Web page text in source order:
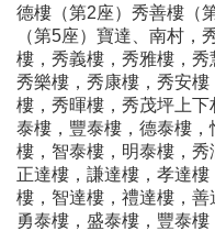
德樓（第2座）秀善樓（
（第5座）寶達、南村，
樓，秀義樓，秀雅樓，秀
秀樂樓，秀康樓，秀安
樓，秀暉樓，秀茂坪上
泰樓，豐泰樓，德泰樓
樓，智泰樓，明泰樓，秀
正達樓，謙達樓，孝達
樓，智達樓，禮達樓，善
勇泰樓，盛泰樓，豐泰